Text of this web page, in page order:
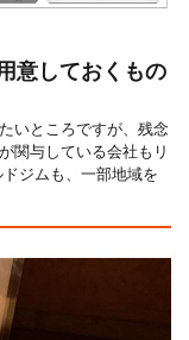
意しておくもの
いところですが、残念
関与している会社もリ
ジムも、一部地域を